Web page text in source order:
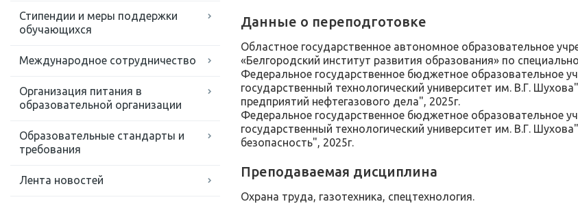
Стипендии и меры поддержки
обучающихся
Международное сотрудничество
Организация питания в
образовательной организации
Образовательные стандарты и
требования
Лента новостей
Данные о переподготовке
Областное государственное автономное образовательное
«Белгородский институт развития образования» по
Федеральное государственное бюджетное образовательное
государственный технологический университет им. В.Г.
предприятий нефтегазового дела", 2025г.
Федеральное государственное бюджетное образовательное
государственный технологический университет им. В.Г.
безопасность", 2025г.
Преподаваемая дисциплина
Охрана труда, газотехника, спецтехнология.